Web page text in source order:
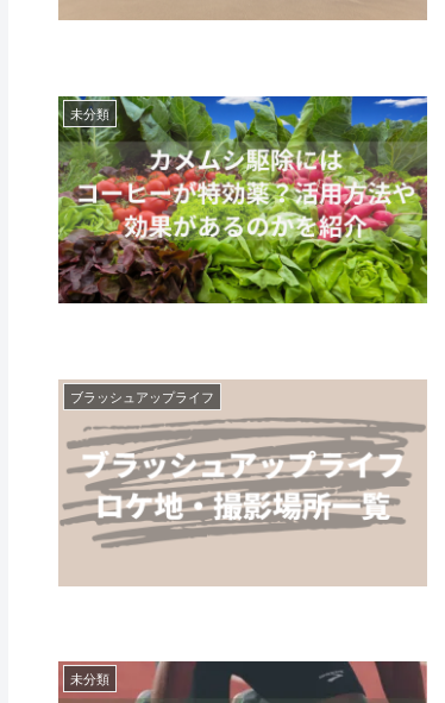
未分類
ブラッシュアップライフ
未分類